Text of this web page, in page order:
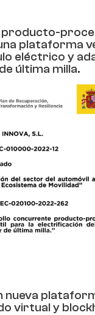
plataforma
eléctrico y
última milla.
nueva
virtual y